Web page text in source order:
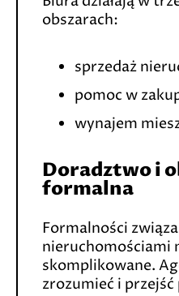
obszarach:
sprzedaż
pomoc w
wynajem
Doradztwo i
formalna
Formalności
nieruchomościami
skomplikowane.
zrozumieć i